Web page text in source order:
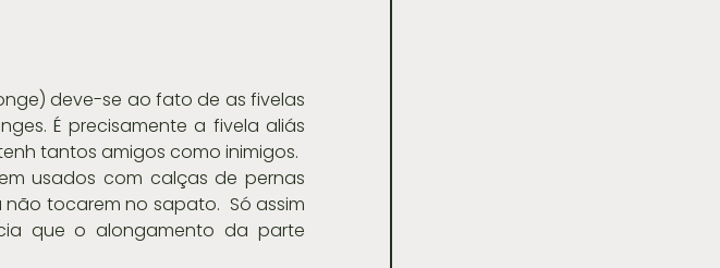
deve-se ao fato de as fivelas
É precisamente a fivela aliás
tantos amigos como inimigos.
usados com calças de pernas
tocarem no sapato.  Só assim
que o alongamento da parte